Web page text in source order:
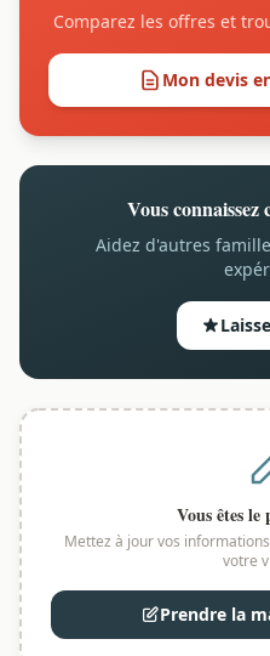
Comparez les offres et
Mon devis
Vous connaissez
Aidez d'autres
Vous êtes
Mettez à jour vos
votre
Prendre la